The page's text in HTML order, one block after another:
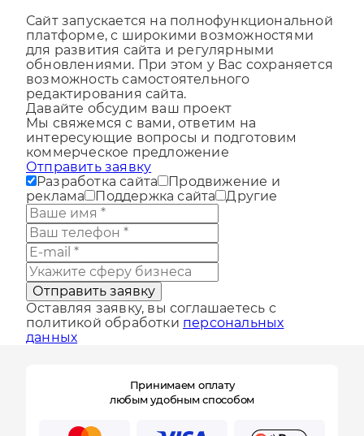
Сайт запускается на полнофункциональной
платформе, с широкими возможностями
для развития сайта и регулярными
обновлениями. При этом у Вас сохраняется
возможность самостоятельного
редактирования сайта.
Давайте обсудим ваш проект
Мы свяжемся с вами, ответим на
интересующие вопросы и подготовим
коммерческое предложение
Отправить заявку
Разработка сайта
Продвижение и
реклама
Поддержка сайта
Отправить заявку
Оставляя заявку, вы соглашаетесь с
политикой обработки
Принимаем оплату